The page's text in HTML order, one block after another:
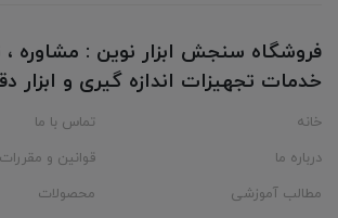
فروشگاه سنجش ابزار نوین : مشاوره ،
خدمات تجهیزات اندازه گیری و ابزار
خانه
تماس با ما
درباره ما
قوانین و مقررات
مطالب آموزشی
محصولات